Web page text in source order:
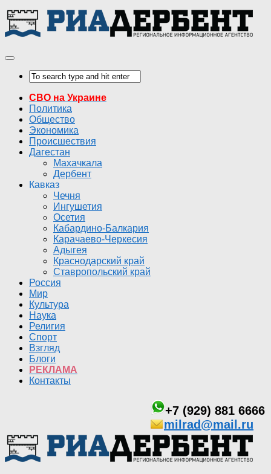
СВО на Украине
Политика
Общество
Экономика
Происшествия
Дагестан
Махачкала
Дербент
Кавказ
Чечня
Ингушетия
Осетия
Кабардино-Балкария
Карачаево-Черкесия
Адыгея
Краснодарский край
Ставропольский край
Россия
Мир
Культура
Наука
Религия
Спорт
Взгляд
Блоги
РЕКЛАМА
Контакты
+7 (929) 881 6666
milrad@mail.ru